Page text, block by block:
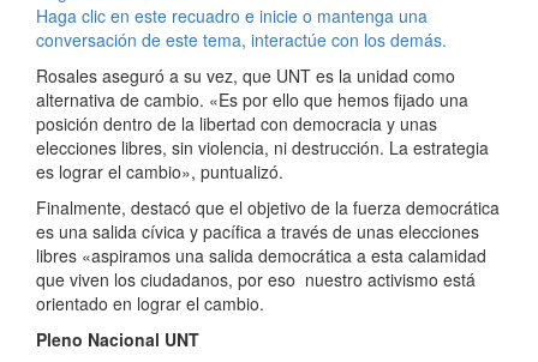
Haga clic en este recuadro e inicie o mantenga una
conversación de este tema, interactúe con los demás.
Rosales aseguró a su vez, que UNT es la unidad como
alternativa de cambio. «Es por ello que hemos fijado una
posición dentro de la libertad con democracia y unas
elecciones libres, sin violencia, ni destrucción. La estrategia
es lograr el cambio», puntualizó.
Finalmente, destacó que el objetivo de la fuerza democrática
es una salida cívica y pacífica a través de unas elecciones
libres «aspiramos una salida democrática a esta calamidad
que viven los ciudadanos, por eso nuestro activismo está
orientado en lograr el cambio.
Pleno Nacional UNT